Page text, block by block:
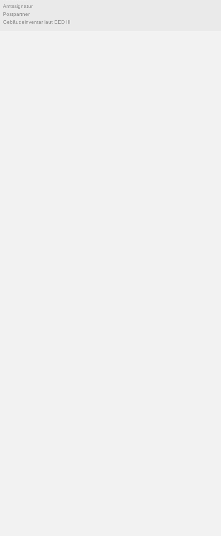
Amtssignatur
Postpartner
Gebäudeinventar laut EED III